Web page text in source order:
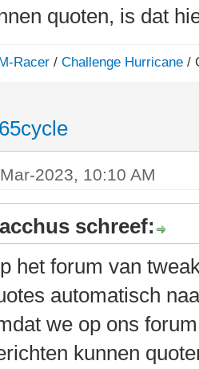
quoten, is dat
Racer /Challenge Hurricane /
2023, 10:10 AM
schreef:
het forum van
automatisch
we op ons
kunnen